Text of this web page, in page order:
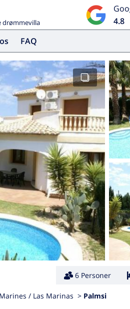
drømmevilla
4.8
FAQ
6 Personer
/ Las Marinas > Palmsi